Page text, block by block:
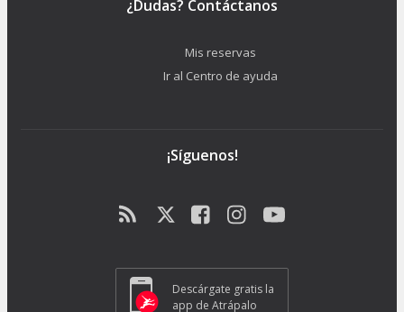
¿Dudas? Contáctanos
Mis reservas
Ir al Centro de ayuda
¡Síguenos!
Descárgate gratis la
app de Atrápalo